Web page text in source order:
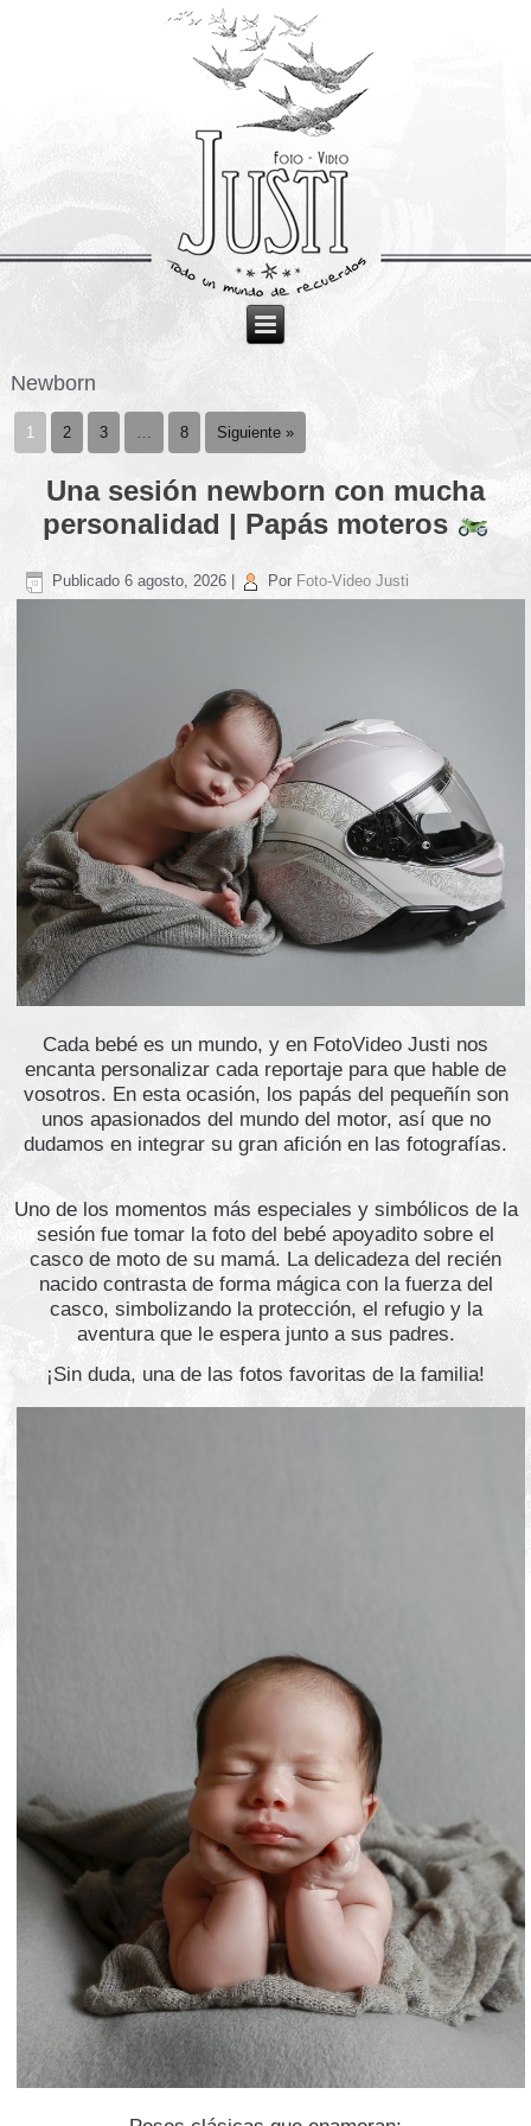
Newborn
1 2 3 8 Siguiente »
Una sesión newborn con mucha
personalidad | Papás moteros
Publicado 6 agosto, 2026 Por Foto-Video Justi
Cada bebé es un mundo, y en FotoVideo Justi nos
encanta personalizar cada reportaje para que hable de
vosotros. En esta ocasión, los papás del pequeñín son
unos apasionados del mundo del motor, así que no
dudamos en integrar su gran afición en las fotografías.
​Uno de los momentos más especiales y simbólicos de la
sesión fue tomar la foto del bebé apoyadito sobre el
casco de moto de su mamá. La delicadeza del recién
nacido contrasta de forma mágica con la fuerza del
casco, simbolizando la protección, el refugio y la
aventura que le espera junto a sus padres.
¡Sin duda, una de las fotos favoritas de la familia!